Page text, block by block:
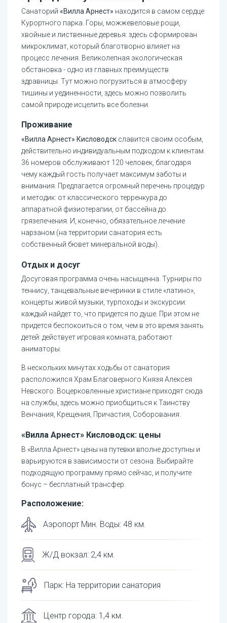
Санаторий «Вилла Арнест» находится в самом сердце
Курортного парка. Горы, можжевеловые рощи,
хвойные и лиственные деревья: здесь сформирован
микроклимат, который благотворно влияет на
процесс лечения. Великолепная экологическая
обстановка - одно из главных преимуществ
здравницы. Тут можно погрузиться в атмосферу
тишины и уединенности, здесь можно позволить
самой природе исцелить все болезни.
Проживание
«Вилла Арнест» Кисловодск славится своим особым,
действительно индивидуальным подходом к клиентам.
36 номеров обслуживают 120 человек, благодаря
чему каждый гость получает максимум заботы и
внимания. Предлагается огромный перечень процедур
и методик: от классического терренкура до
аппаратной физиотерапии, от бассейна до
грязелечения. И, конечно, обязательное лечение
нарзаном (на территории санатория есть
собственный бювет минеральной воды).
Отдых и досуг
Досуговая программа очень насыщенна. Турниры по
теннису, танцевальные вечеринки в стиле «латино»,
концерты живой музыки, турпоходы и экскурсии:
каждый найдет то, что придется по душе. При этом не
придется беспокоиться о том, чем в это время занять
детей: действует игровая комната, работают
аниматоры.
В нескольких минутах ходьбы от санатория
расположился Храм Благоверного Князя Алексея
Невского. Воцерковленные христиане приходят сюда
на службы, здесь можно приобщиться к Таинству
Венчания, Крещения, Причастия, Соборования.
«Вилла Арнест» Кисловодск: цены
В «Вилла Арнест» цены на путевки вполне доступны и
варьируются в зависимости от сезона. Выбирайте
подходящую программу прямо сейчас, и получите
бонус – бесплатный трансфер.
Расположение:
Аэропорт Мин. Воды: 48 км.
Ж/Д вокзал: 2,4 км.
Парк: На территории санатория
Центр города: 1,4 км.